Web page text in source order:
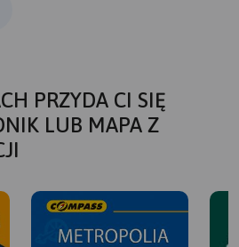
PRZYDA CI SIĘ
LUB MAPA Z